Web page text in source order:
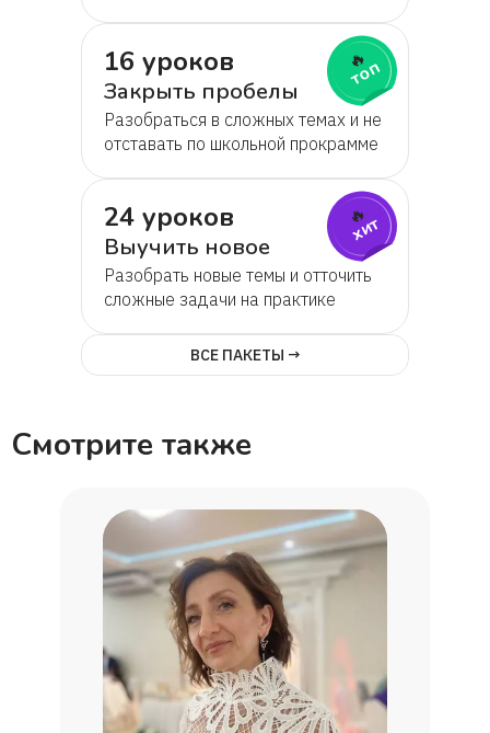
16 уроков
Закрыть пробелы
Разобраться в сложных темах и не
отставать по школьной прокрамме
🔥
топ
24 уроков
Выучить новое
Разобрать новые темы и отточить
сложные задачи на практике
🔥
хит
ВСЕ ПАКЕТЫ →
Смотрите также